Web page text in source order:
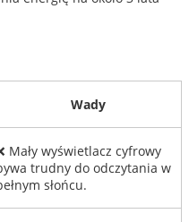
Wady
Mały wyświetlacz cyfrowy
trudny do odczytania w
słońcu.